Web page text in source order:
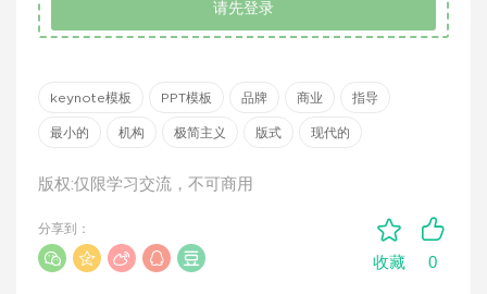
请先登录
keynote模板 PPT模板 品牌 商业 指导
最小的 机构 极简主义 版式 现代的
版权:仅限学习交流，不可商用
收藏 0
分享到：